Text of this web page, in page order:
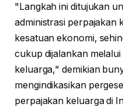
"Langkah ini ditujukan
administrasi perpajakan
kesatuan ekonomi,
cukup dijalankan
keluarga," demikian
mengindikasikan
perpajakan keluarga di